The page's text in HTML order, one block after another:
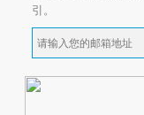
引。